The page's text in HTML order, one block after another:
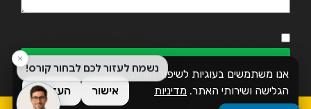
שליחה
אנו משתמשים בעוגיות לשיפור חוויית
הגלישה ושירותי האתר. מדיניות
אישור העדפות